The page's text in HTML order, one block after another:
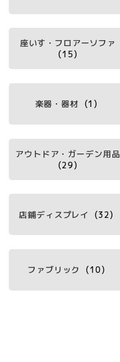
座いす・フロアーソファ
(15)
楽器・器材 (1)
アウトドア・ガーデン用品
(29)
店鋪ディスプレイ (32)
ファブリック (10)